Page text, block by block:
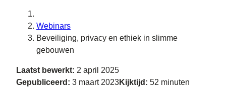
Webinars
Beveiliging, privacy en ethiek in slimme
gebouwen
Laatst bewerkt: 2 april 2025
Gepubliceerd: 3 maart 2023Kijktijd: 52 minuten